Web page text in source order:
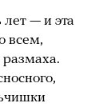
— и эта
всем,